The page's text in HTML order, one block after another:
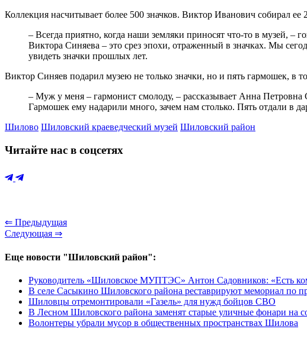
Коллекция насчитывает более 500 значков. Виктор Иванович собирал ее
– Всегда приятно, когда наши земляки приносят что-то в музей, –
Виктора Синяева – это срез эпохи, отраженный в значках. Мы
увидеть значки прошлых лет.
Виктор Синяев подарил музею не только значки, но и пять гармошек, в
– Муж у меня – гармонист смолоду, – рассказывает Анна
Гармошек ему надарили много, зачем нам столько. Пять отдали в
Шилово Шиловский краеведческий музей Шиловский район
Читайте нас в соцсетях
⇐ Предыдущая
Следующая ⇒
Еще новости "Шиловский район":
Руководитель «Шиловское МУПТЭС» Антон Садовников: «Есть
В селе Сасыкино Шиловского района реставрируют мемориал по
Шиловцы отремонтировали «Газель» для нужд бойцов СВО
В Лесном Шиловского района заменят старые уличные фонари на
Волонтеры убрали мусор в общественных пространствах Шилова